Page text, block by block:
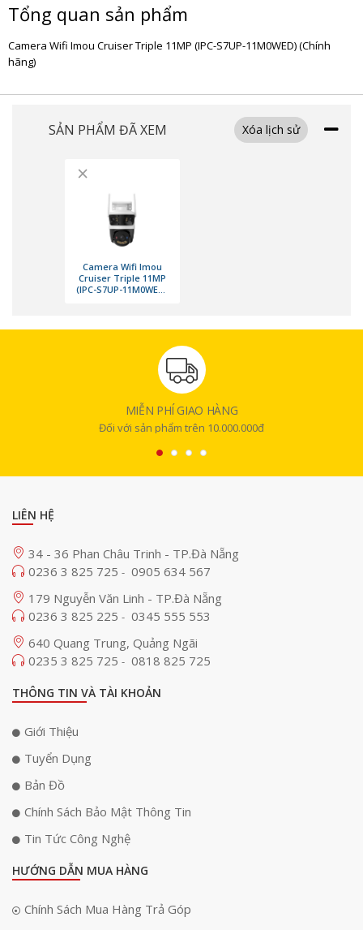
Tổng quan sản phẩm
Camera Wifi Imou Cruiser Triple 11MP (IPC-S7UP-11M0WED) (Chính
hãng)
SẢN PHẨM ĐÃ XEM Xóa lịch sử
×
Camera Wifi Imou
Cruiser Triple 11MP
(IPC-S7UP-11M0WED)
MIỄN PHÍ GIAO HÀNG
Đối với sản phẩm trên 10.000.000đ
LIÊN HỆ
34 - 36 Phan Châu Trinh - TP.Đà Nẵng
0236 3 825 725 - 0905 634 567
179 Nguyễn Văn Linh - TP.Đà Nẵng
0236 3 825 225 - 0345 555 553
640 Quang Trung, Quảng Ngãi
0235 3 825 725 - 0818 825 725
THÔNG TIN VÀ TÀI KHOẢN
Giới Thiệu
Tuyển Dụng
Bản Đồ
Chính Sách Bảo Mật Thông Tin
Tin Tức Công Nghệ
HƯỚNG DẪN MUA HÀNG
Chính Sách Mua Hàng Trả Góp